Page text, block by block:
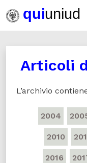
Articoli
L’archivio
2004
2010
2016